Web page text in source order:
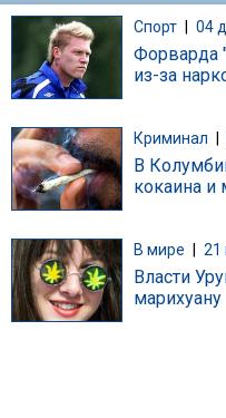
Спорт | 04
Форварда
из-за
Криминал
В
кокаина и
В мире 21
Власти
марихуану